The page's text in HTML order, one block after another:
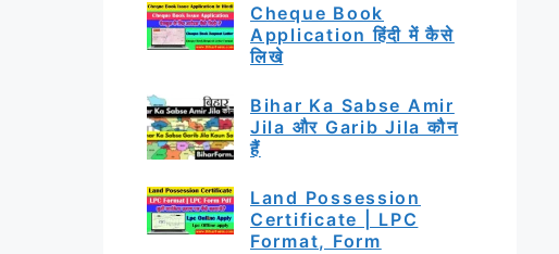
Cheque Book
Application हिंदी में कैसे
लिखे
Bihar Ka Sabse Amir
Jila और Garib Jila कौन
हैं
Land Possession
Certificate | LPC
Format, Form